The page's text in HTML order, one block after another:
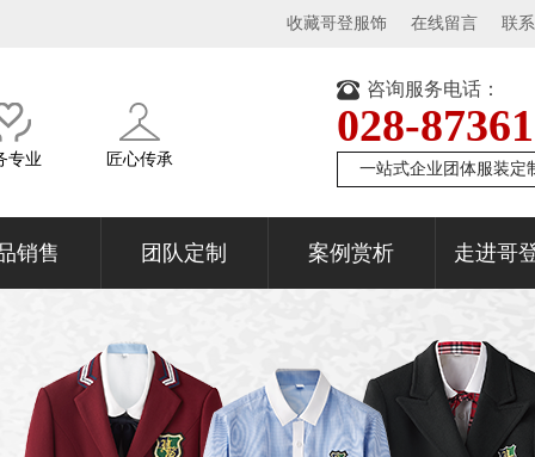
收藏哥登服饰 在线留言 联
专业 匠心传承
咨询服务电话：
028-
一站式企业团体服装定
销售 团队定制 案例赏析 走进哥